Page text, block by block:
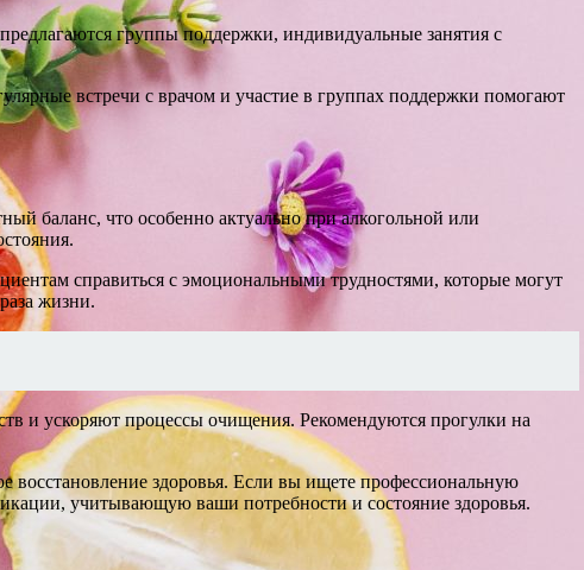
группы поддержки, индивидуальные занятия с
встречи с врачом и участие в группах поддержки помогают
баланс, что особенно актуально при алкогольной или
справиться с эмоциональными трудностями, которые могут
жизни.
и ускоряют процессы очищения. Рекомендуются прогулки на
восстановление здоровья. Если вы ищете профессиональную
учитывающую ваши потребности и состояние здоровья.